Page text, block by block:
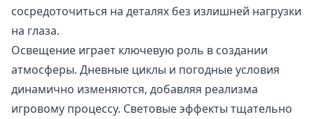
сосредоточиться на деталях без излишней нагрузки
на глаза.
Освещение играет ключевую роль в создании
атмосферы. Дневные циклы и погодные условия
динамично изменяются, добавляя реализма
игровому процессу. Световые эффекты тщательно